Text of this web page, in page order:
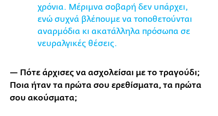
χρόνια. Μέριμνα σοβαρή δεν υπάρχει,
ενώ συχνά βλέπουμε να τοποθετούνται
αναρμόδια κι ακατάλληλα πρόσωπα σε
νευραλγικές θέσεις.
— Πότε άρχισες να ασχολείσαι με το τραγούδι;
Ποια ήταν τα πρώτα σου ερεθίσματα, τα πρώτα
σου ακούσματα;